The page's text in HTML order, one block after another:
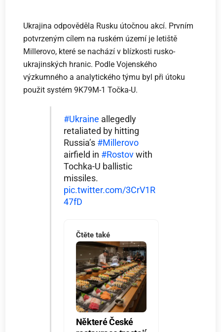
Ukrajina odpověděla Rusku útočnou akcí. Prvním
potvrzeným cílem na ruském území je letiště
Millerovo, které se nachází v blízkosti rusko-
ukrajinských hranic. Podle Vojenského
výzkumného a analytického týmu byl při útoku
použit systém 9K79M-1 Točka-U.
#Ukraine allegedly
retaliated by hitting
Russia’s #Millerovo
airfield in #Rostovwith
Tochka-U ballistic
missiles.
pic.twitter.com/3CrV1R
47fD
Čtěte také
Některé České